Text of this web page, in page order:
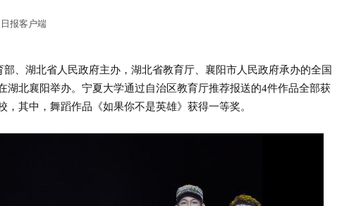
报客户端
湖北省人民政府主办，湖北省教育厅、襄阳市人民政府承办的全国
湖北襄阳举办。宁夏大学通过自治区教育厅推荐报送的4件作品全部获
，其中，舞蹈作品《如果你不是英雄》获得一等奖。